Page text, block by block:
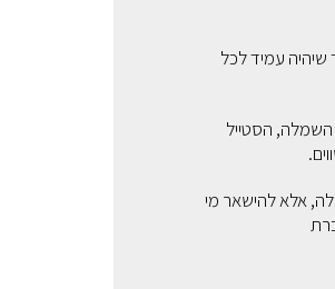
שיהיה עמיד לכל
, השמלה, הסטייל
אלא להישאר מי